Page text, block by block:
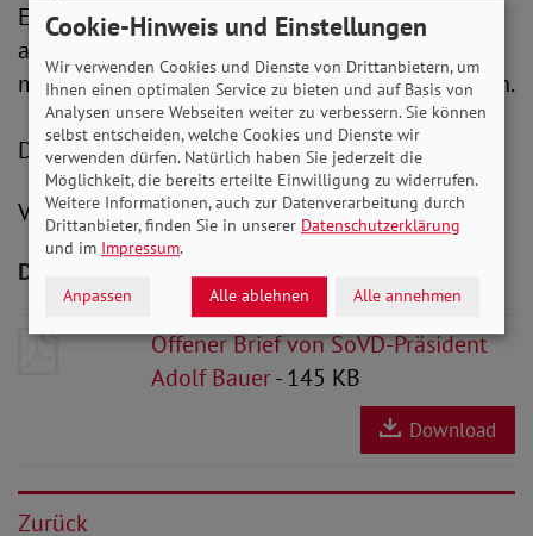
Energiepreispauschale zielgerichteter
auszugestalten und auch die vielen Menschen
mit niedrigen Renten davon profitieren zu lassen.
Den gesamten offenen Brief finden SieHIER
V.i.S.d.P.: Peter-Michael Zernechel
Downloads zum Artikel
Offener Brief von SoVD-Präsident
Adolf Bauer- 145 KB
Download
Zurück
Cookie-Hinweis und Einstellungen
Wir verwenden Cookies und Dienste von Drittanbietern, um
Ihnen einen optimalen Service zu bieten und auf Basis von
Analysen unsere Webseiten weiter zu verbessern. Sie können
selbst entscheiden, welche Cookies und Dienste wir
verwenden dürfen. Natürlich haben Sie jederzeit die
Möglichkeit, die bereits erteilte Einwilligung zu widerrufen.
Weitere Informationen, auch zur Datenverarbeitung durch
Drittanbieter, finden Sie in unserer Datenschutzerklärung
und im Impressum.
Anpassen Alle ablehnen Alle annehmen